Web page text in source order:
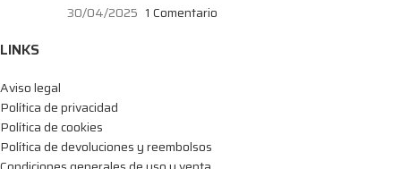
30/04/2025 1 Comentario
LINKS
Aviso legal
Política de privacidad
Política de cookies
Política de devoluciones y reembolsos